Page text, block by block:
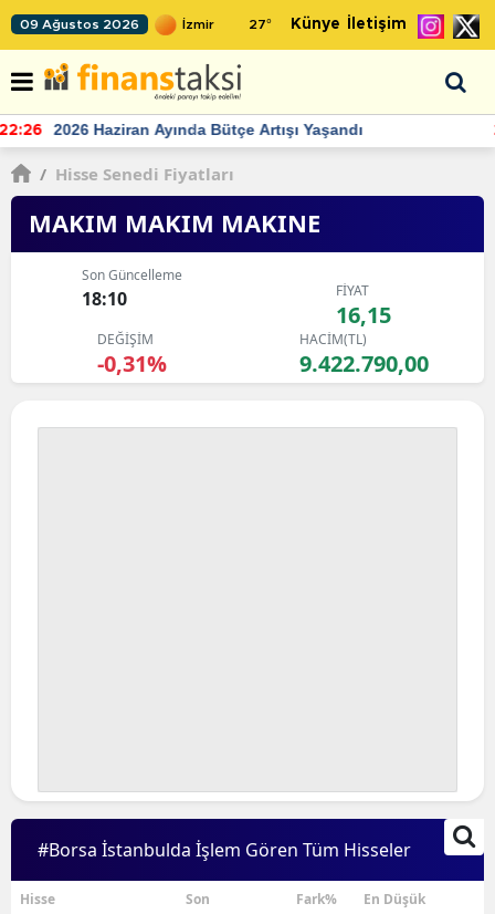
09 Ağustos 2026 27° Künye İletişim
22:24 TCMB'nin rezervlerinde artan momentum devam ediyor
/ Hisse Senedi Fiyatları
MAKIM MAKIM MAKINE
Son Güncelleme
18:10 FİYAT
16,15
DEĞİŞİM
-0,31%
HACİM(TL)
9.422.790,00
#Borsa İstanbulda İşlem Gören Tüm Hisseler
Hisse Son Fark% En Düşük